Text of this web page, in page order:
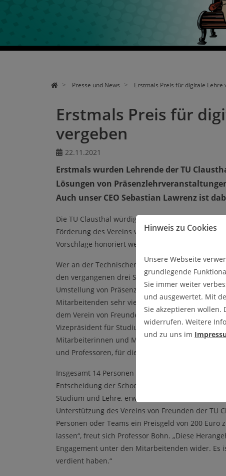
Presse und News Erstmals Preis für digitale Lehre
Erstmals Preis für
vergeben
22.11.2021
Erstmals wurden Lehrende der TU
Lösungen von
Auch unser CEO Sebastian Lawrenz ist
Die TU Clausthal würdigt in Corona-Zeiten das
Förderung des Vereins von Freunden können
Vorschläge honoriert werden.
Wer an der Technischen Universität Clausthal
den vergangenen drei Semestern vor enorme
Umstellung von Präsenzveranstaltungen auf
Mitarbeitenden sehr viel ab. „Diesen Einsatz
dem Verein von Freunden mit dem Preis für
Vizepräsident für Studium und Lehre. „Die
Mitarbeiterinnen und Mitarbeiter aller
und Professoren, für die Umsetzung von
Insgesamt 14 Personen bzw. Teams waren für
Entscheidung der School, der koordinierenden
Studium und Lehre, erwiesen sich sämtliche
Unterstützung des Vereins von Freunden der TU
Personen oder Teams ein Preisgeld von 200
lassen“, freut sich Professor Bohn. „Diese
Engagement unter den Mitarbeitenden wider. Es
verdient haben.“
Hinweis zu Cookies
Unsere Webseite
grundlegende
Sie immer weiter
und ausgewertet. Mit
Sie akzeptieren wollen.
widerrufen. Weitere
und zu uns im